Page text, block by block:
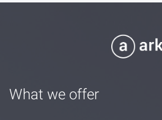
What we offer